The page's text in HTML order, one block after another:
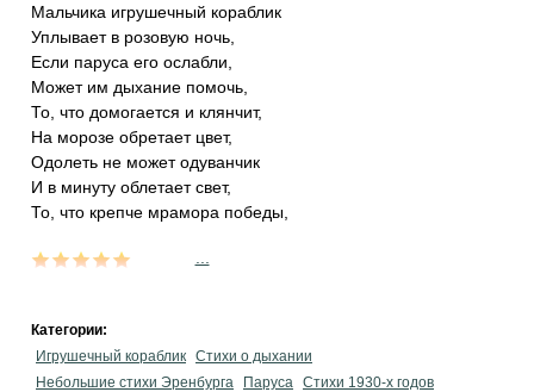
Мальчика игрушечный кораблик
Уплывает в розовую ночь,
Если паруса его ослабли,
Может им дыхание помочь,
То, что домогается и клянчит,
На морозе обретает цвет,
Одолеть не может одуванчик
И в минуту облетает свет,
То, что крепче мрамора победы,
Категории:
Игрушечный кораблик Стихи о дыхании
Небольшие стихи Эренбурга
Паруса Стихи 1930-х годов